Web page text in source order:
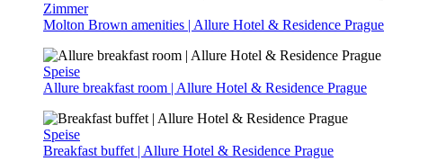
Zimmer
Molton Brown amenities | Allure Hotel & Residence Prague
Speise
Allure breakfast room | Allure Hotel & Residence Prague
Speise
Breakfast buffet | Allure Hotel & Residence Prague